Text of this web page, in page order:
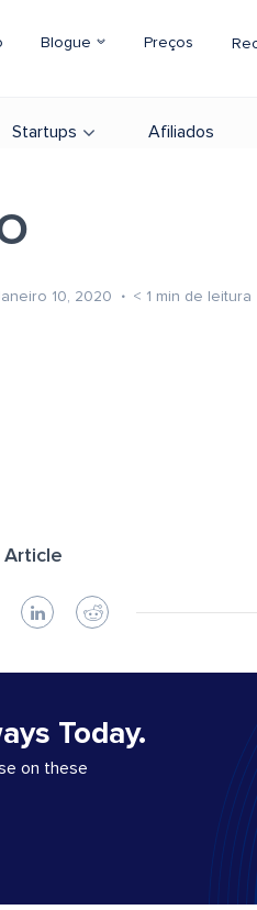
Blogue Preços
Startups Afiliados
10, 2020 < 1 min de leitura
Article
Today.
on these